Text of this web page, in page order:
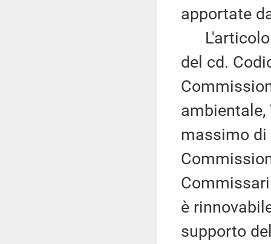
apportate
L'articolo
del cd.
ambientale,
massimo di
è
supporto